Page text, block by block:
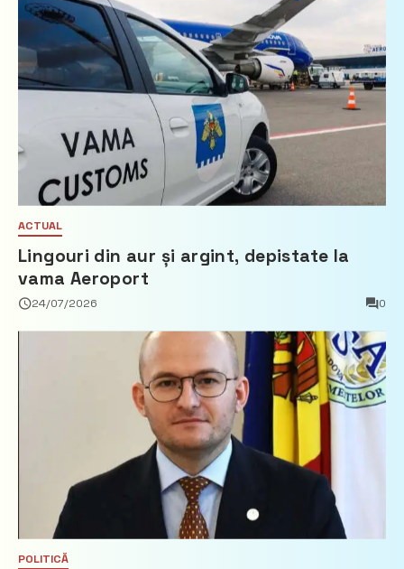
ACTUAL
Lingouri din aur și argint, depistate la
vama Aeroport
24/07/2026 0
POLITICĂ